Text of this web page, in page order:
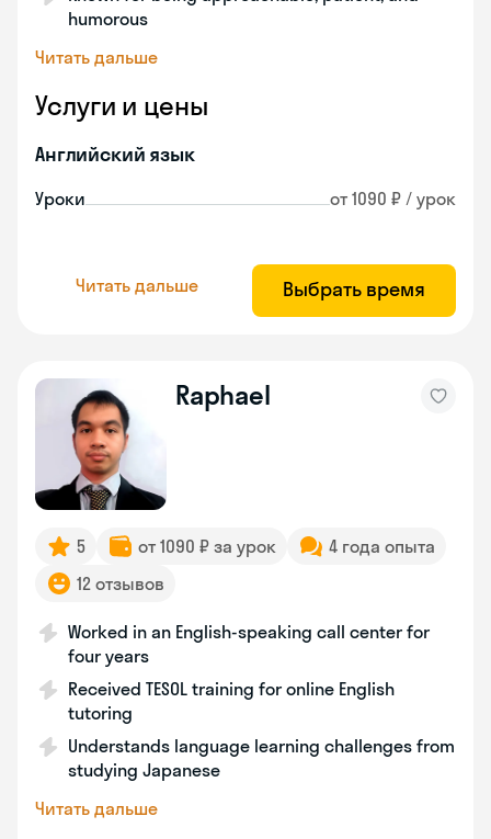
humorous
Читать дальше
Услуги и цены
Английский язык
Уроки от 1090 ₽ / урок
Читать дальше Выбрать время
Raphael
5 от 1090 ₽ за урок
4 года опыта
12 отзывов
Worked in an English-speaking call center for
four years
Received TESOL training for online English
tutoring
Understands language learning challenges from
studying Japanese
Читать дальше